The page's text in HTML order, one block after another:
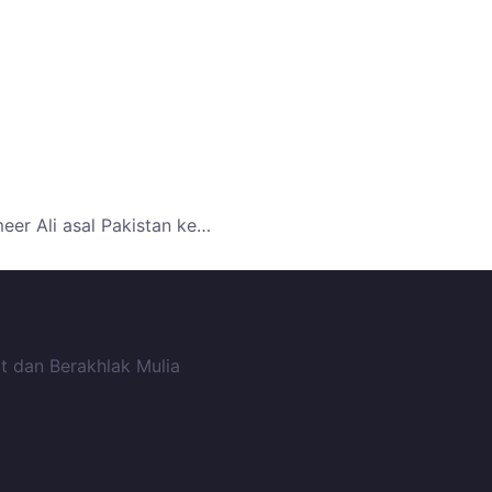
Ali asal Pakistan ke…
dan Berakhlak Mulia